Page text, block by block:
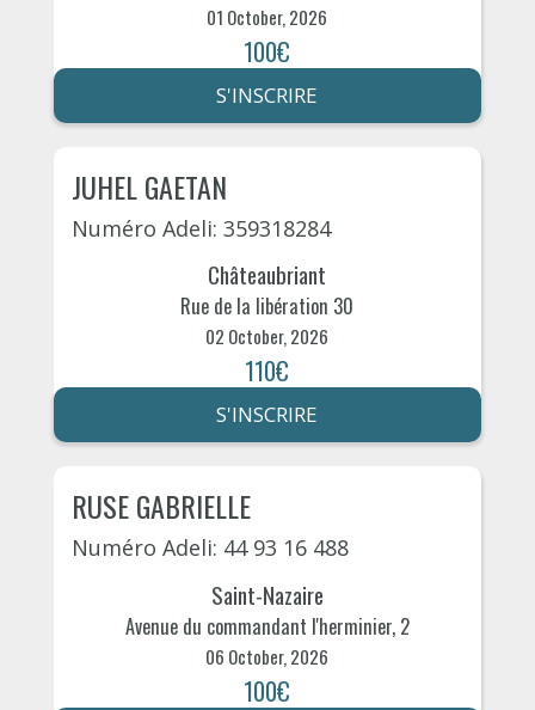
01 October, 2026
100€
S'INSCRIRE
JUHEL GAETAN
Numéro Adeli: 359318284
Châteaubriant
Rue de la libération 30
02 October, 2026
110€
S'INSCRIRE
RUSE GABRIELLE
Numéro Adeli: 44 93 16 488
Saint-Nazaire
Avenue du commandant l'herminier, 2
06 October, 2026
100€